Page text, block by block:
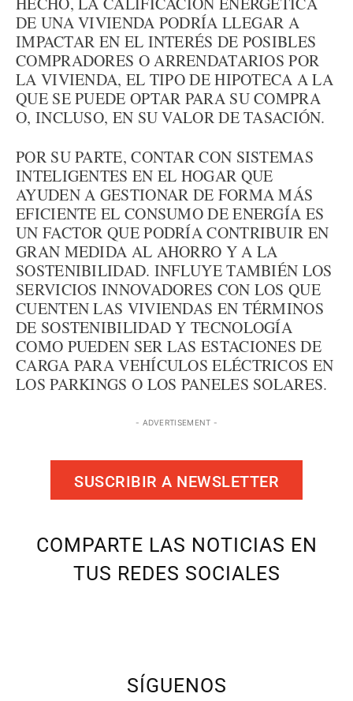
DE UNA VIVIENDA PODRÍA LLEGAR A
IMPACTAR EN EL INTERÉS DE POSIBLES
COMPRADORES O ARRENDATARIOS POR
LA VIVIENDA, EL TIPO DE HIPOTECA A LA
QUE SE PUEDE OPTAR PARA SU COMPRA
O, INCLUSO, EN SU VALOR DE TASACIÓN.
POR SU PARTE, CONTAR CON SISTEMAS
INTELIGENTES EN EL HOGAR QUE
AYUDEN A GESTIONAR DE FORMA MÁS
EFICIENTE EL CONSUMO DE ENERGÍA ES
UN FACTOR QUE PODRÍA CONTRIBUIR EN
GRAN MEDIDA AL AHORRO Y A LA
SOSTENIBILIDAD. INFLUYE TAMBIÉN LOS
SERVICIOS INNOVADORES CON LOS QUE
CUENTEN LAS VIVIENDAS EN TÉRMINOS
DE SOSTENIBILIDAD Y TECNOLOGÍA
COMO PUEDEN SER LAS ESTACIONES DE
CARGA PARA VEHÍCULOS ELÉCTRICOS EN
LOS PARKINGS O LOS PANELES SOLARES.
- ADVERTISEMENT -
SUSCRIBIR A NEWSLETTER
COMPARTE LAS NOTICIAS EN
TUS REDES SOCIALES
SÍGUENOS